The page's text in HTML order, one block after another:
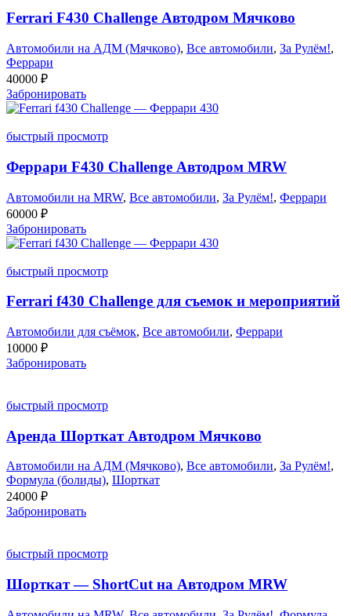
Ferrari F430 Challenge Автодром Мячково
Автомобили на АДМ (Мячково), Все автомобили, За Рулём!,
Феррари
40000 ₽
Забронировать
быстрый просмотр
Феррари F430 Challenge Автодром MRW
Автомобили на MRW, Все автомобили, За Рулём!, Феррари
60000 ₽
Забронировать
быстрый просмотр
Ferrari f430 Challenge для съемок и мероприятий
Автомобили для съёмок, Все автомобили, Феррари
10000 ₽
Забронировать
быстрый просмотр
Аренда Шорткат Автодром Мячково
Автомобили на АДМ (Мячково), Все автомобили, За Рулём!,
Формула (болиды), Шорткат
24000 ₽
Забронировать
быстрый просмотр
Шорткат — ShortCut на Автодром MRW